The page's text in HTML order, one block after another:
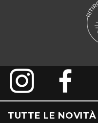
TUTTE LE